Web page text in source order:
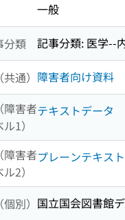
一般
分類 記事分類: 医学--
通） 障害者向け資料
障害者
1）
テキストデータ
障害者
2）
プレーンテキスト
別） 国立国会図書館